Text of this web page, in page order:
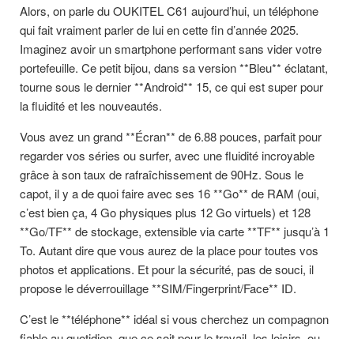
Alors, on parle du OUKITEL C61 aujourd’hui, un téléphone
qui fait vraiment parler de lui en cette fin d’année 2025.
Imaginez avoir un smartphone performant sans vider votre
portefeuille. Ce petit bijou, dans sa version **Bleu** éclatant,
tourne sous le dernier **Android** 15, ce qui est super pour
la fluidité et les nouveautés.
Vous avez un grand **Écran** de 6.88 pouces, parfait pour
regarder vos séries ou surfer, avec une fluidité incroyable
grâce à son taux de rafraîchissement de 90Hz. Sous le
capot, il y a de quoi faire avec ses 16 **Go** de RAM (oui,
c’est bien ça, 4 Go physiques plus 12 Go virtuels) et 128
**Go/TF** de stockage, extensible via carte **TF** jusqu’à 1
To. Autant dire que vous aurez de la place pour toutes vos
photos et applications. Et pour la sécurité, pas de souci, il
propose le déverrouillage **SIM/Fingerprint/Face** ID.
C’est le **téléphone** idéal si vous cherchez un compagnon